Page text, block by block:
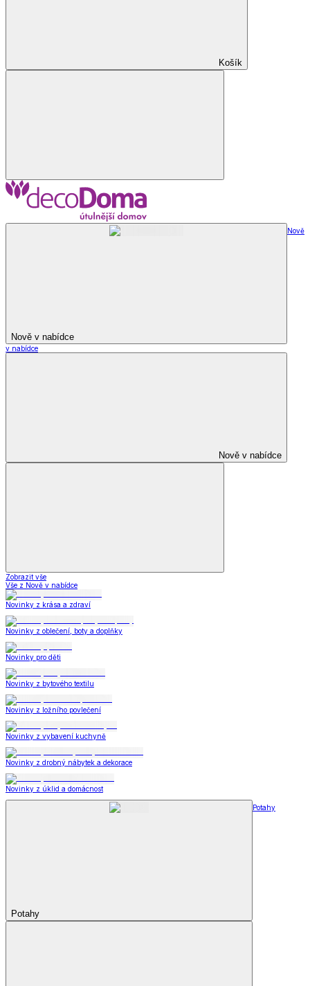
Košík
Nově v nabídce
Nově
v nabídce
Nově v nabídce
Zobrazit vše
Vše z Nově v nabídce
Novinky z krása a zdraví
Novinky z oblečení, boty a doplňky
Novinky pro děti
Novinky z bytového textilu
Novinky z ložního povlečení
Novinky z vybavení kuchyně
Novinky z drobný nábytek a dekorace
Novinky z úklid a domácnost
Potahy
Potahy